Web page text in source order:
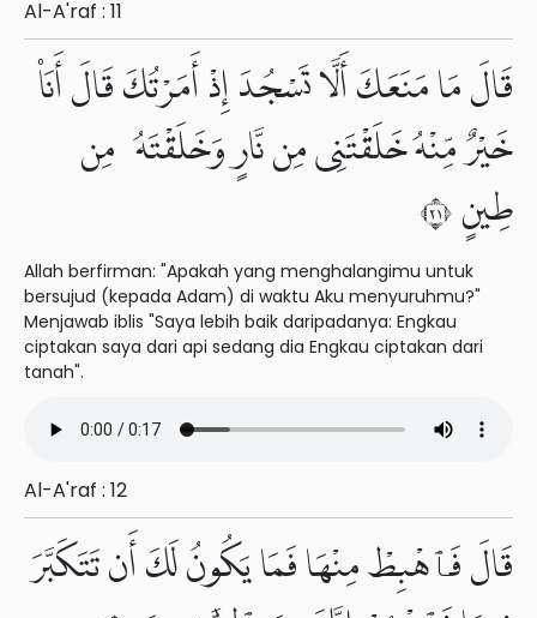
Al-A'raf : 11
قَالَ مَا مَنَعَكَ أَلَّا تَسْجُدَ إِذْ أَمَرْتُكَ قَالَ أَنَا۠
خَيْرٌ مِّنْهُ خَلَقْتَنِى مِن نَّارٍ وَخَلَقْتَهُۥ مِن
طِينٍ ١٢
Allah berfirman: "Apakah yang menghalangimu untuk
bersujud (kepada Adam) di waktu Aku menyuruhmu?"
Menjawab iblis "Saya lebih baik daripadanya: Engkau
ciptakan saya dari api sedang dia Engkau ciptakan dari
tanah".
Al-A'raf : 12
قَالَ فَٱهْبِطْ مِنْهَا فَمَا يَكُونُ لَكَ أَن تَتَكَبَّرَ